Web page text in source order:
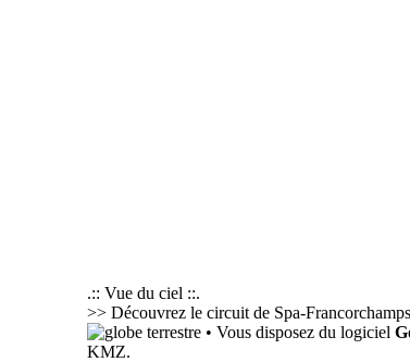
.:: Vue du ciel ::.
>> Découvrez le circuit de Spa-
• Vous disposez du logiciel
KMZ.